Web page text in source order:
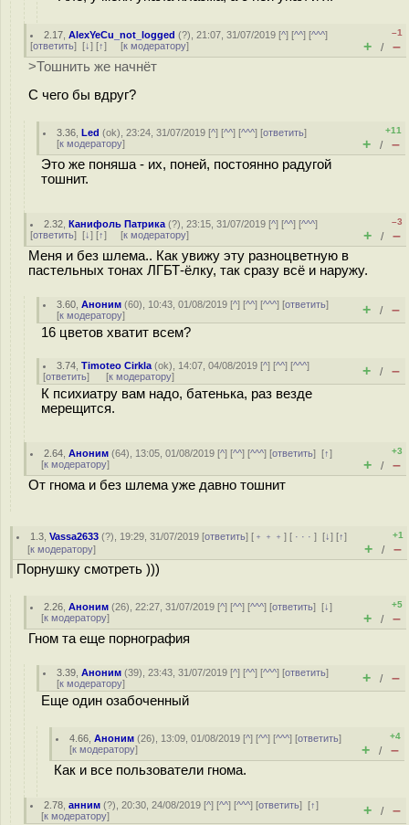
2.17 ,AlexYeCu_not_logged (?), 21:07, 31/07/2019 [^] [^^] [^^^]
[ответить] [↓] [↑] [к модератору]
–1
+ / –
>Тошнить же начнёт
С чего бы вдруг?
3.36 ,Led (ok), 23:24, 31/07/2019 [^] [^^] [^^^] [ответить]
[к модератору]
+11
+ / –
Это же поняша - их, поней, постоянно радугой
тошнит.
2.32 ,Канифоль Патрика (?), 23:15, 31/07/2019 [^] [^^] [^^^]
[ответить] [↓] [↑] [к модератору]
–3
+ / –
Меня и без шлема.. Как увижу эту разноцветную в
пастельных тонах ЛГБТ-ёлку, так сразу всё и наружу.
3.60 ,Аноним (60), 10:43, 01/08/2019 [^] [^^] [^^^] [ответить]
[к модератору] + / –
16 цветов хватит всем?
3.74 ,Timoteo Cirkla (ok), 14:07, 04/08/2019 [^] [^^] [^^^]
[ответить] [к модератору] + / –
К психиатру вам надо, батенька, раз везде
мерещится.
2.64 ,Аноним (64), 13:05, 01/08/2019 [^] [^^] [^^^] [ответить][↑]
[к модератору]
+3
+ / –
От гнома и без шлема уже давно тошнит
1.3 ,Vassa2633 (?), 19:29, 31/07/2019 [ответить] [ ﹢﹢﹢] [ · · ·][↓] [↑]
[к модератору]
+1
+ / –
Порнушку смотреть )))
2.26 ,Аноним (26), 22:27, 31/07/2019 [^] [^^] [^^^] [ответить][↓]
[к модератору]
+5
+ / –
Гном та еще порнография
3.39 ,Аноним (39), 23:43, 31/07/2019 [^] [^^] [^^^] [ответить]
[к модератору] + / –
Еще один озабоченный
4.66 ,Аноним (26), 13:09, 01/08/2019 [^] [^^] [^^^] [ответить]
[к модератору]
+4
+ / –
Как и все пользователи гнома.
2.78 ,анним (?), 20:30, 24/08/2019 [^] [^^] [^^^] [ответить][↑]
[к модератору] + / –